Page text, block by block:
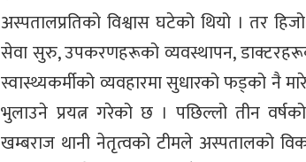
अस्पतालप्रतिको विश्वास घटेको थियो । तर
सेवा सुरु, उपकरणहरूको व्यवस्थापन,
स्वास्थ्यकर्मीको व्यवहारमा सुधारको फड्को
भुलाउने प्रयत्न गरेको छ । पछिल्लो तीन
खम्बराज थानी नेतृत्वको टीमले अस्पतालको